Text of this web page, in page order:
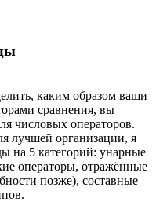
каким образом ваши
сравнения, вы
числовых операторов.
лучшей организации, я
на 5 категорий: унарные
операторы, отражённые
позже), составные